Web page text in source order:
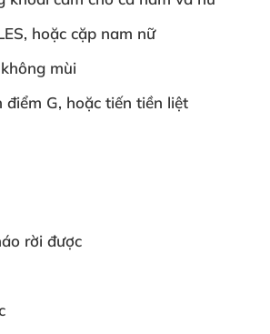
hoặc cặp nam nữ
mùi
G, hoặc tiến tiền liệt
rời được